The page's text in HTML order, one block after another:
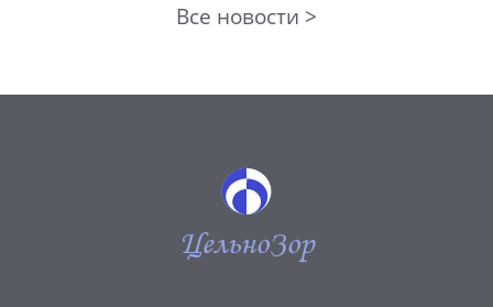
Все новости >
ЦельноЗор